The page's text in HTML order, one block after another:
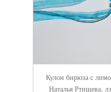
Кулон бирюза с
Наталья Ртищева,